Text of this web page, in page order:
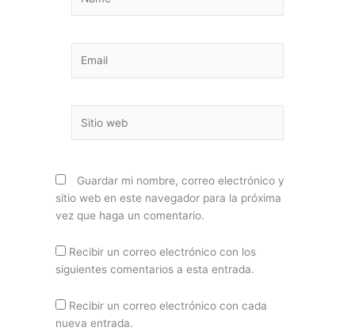
web
Guardar mi nombre, correo electrónico y
sitio web en este navegador para la próxima
vez que haga un comentario.
Recibir un correo electrónico con los
siguientes comentarios a esta entrada.
Recibir un correo electrónico con cada
nueva entrada.